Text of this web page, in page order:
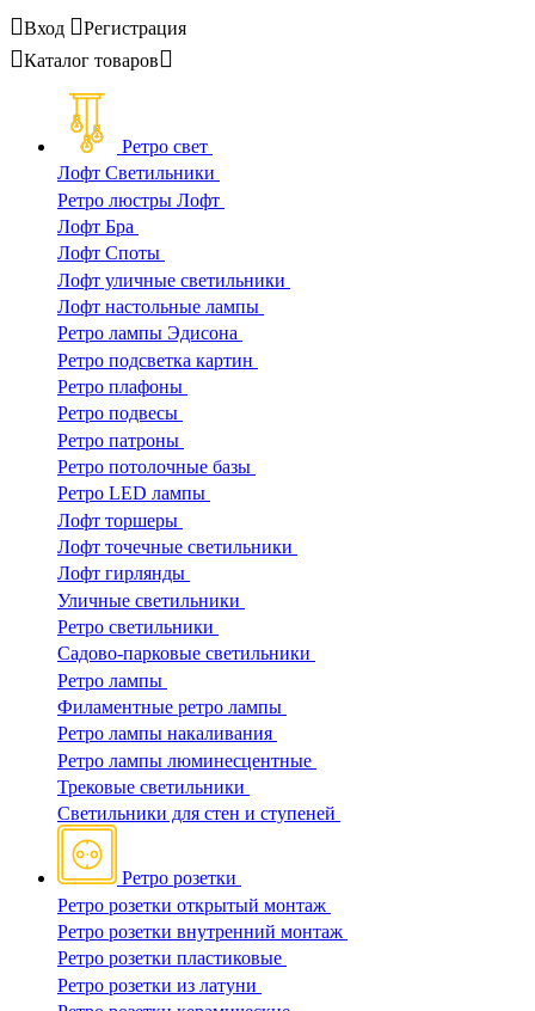
Вход
Регистрация
Каталог товаров
Ретро свет
Лофт Светильники
Ретро люстры Лофт
Лофт Бра
Лофт Споты
Лофт уличные светильники
Лофт настольные лампы
Ретро лампы Эдисона
Ретро подсветка картин
Ретро плафоны
Ретро подвесы
Ретро патроны
Ретро потолочные базы
Ретро LED лампы
Лофт торшеры
Лофт точечные светильники
Лофт гирлянды
Уличные светильники
Ретро светильники
Садово-парковые светильники
Ретро лампы
Филаментные ретро лампы
Ретро лампы накаливания
Ретро лампы люминесцентные
Трековые светильники
Светильники для стен и ступеней
Ретро розетки
Ретро розетки открытый монтаж
Ретро розетки внутренний монтаж
Ретро розетки пластиковые
Ретро розетки из латуни